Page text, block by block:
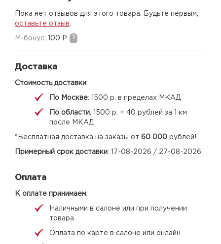
Пока нет отзывов для этого товара. Будьте первым,
оставьте отзыв
M-бонус: 100 Р ?
Доставка
Стоимость доставки:
По Москве: 1500 р. в пределах МКАД
По области: 1500 р. + 40 рублей за 1 км
после МКАД
*Бесплатная доставка на заказы от 60 000 рублей!
Примерный срок доставки: 17-08-2026 / 27-08-2026
Оплата
К оплате принимаем:
Наличными в салоне или при получении
товара
Оплата по карте в салоне или онлайн